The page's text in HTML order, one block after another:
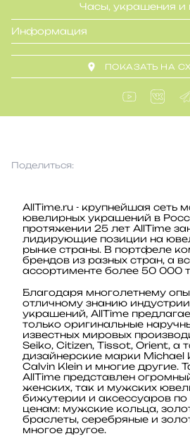
Часы, украшения и
Информация
ПОКАЗАТЬ НА
Поделиться:
AllTime.ru - крупнейшая сеть
ювелирных украшений в
протяжении 25 лет AllTime
лидирующие позиции на
рынке страны. В портфеле
брендов из разных стран, а
ассортименте более 50 000
Благодаря многолетнему
отличному знанию
украшений, AllTime
только оригинальные
известных мировых
Seiko, Citizen, Tissot, Orient, а
дизайнерские марки Michael
Calvin Klein и многие другие.
AllTime представлен
женских, так и мужских
бижутерии и аксессуаров
ценам: мужские кольца,
браслеты, серебряные и
многое другое.